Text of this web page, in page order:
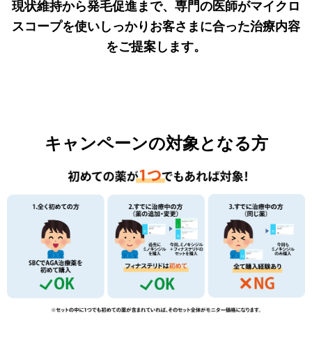
現状維持から発毛促進まで、専門の医師がマイクロ
スコープを使いしっかりお客さまに合った治療内容
をご提案します。
キャンペーンの対象となる方